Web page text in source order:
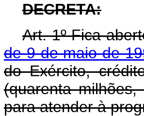
DECRETA:
Art. 1º Fica
de 9 de maio de
do Exército,
(quarenta
para atender à